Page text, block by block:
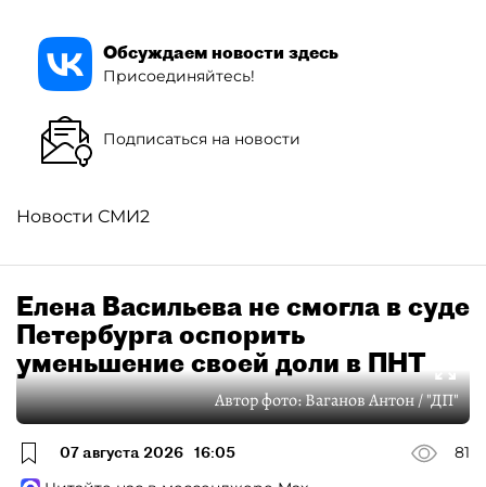
Обсуждаем новости здесь
Присоединяйтесь!
Подписаться на новости
Новости СМИ2
Елена Васильева не смогла в суде
Петербурга оспорить
уменьшение своей доли в ПНТ
Автор фото:Ваганов Антон / "ДП"
07 августа 2026 16:05
81